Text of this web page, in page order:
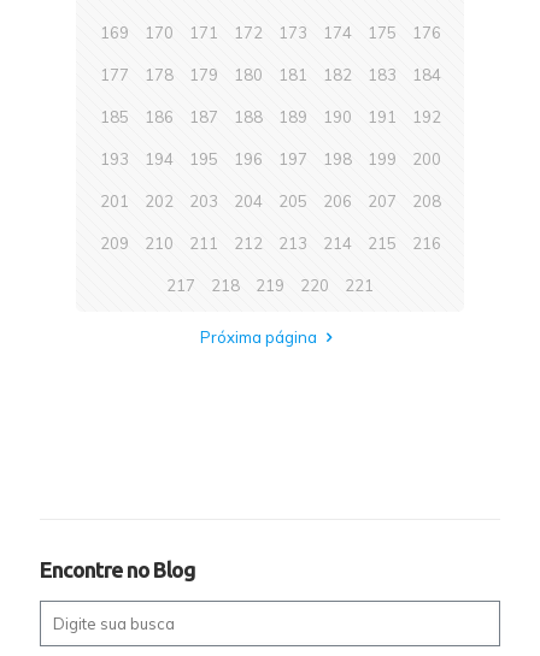
169 170 171 172 173 174 175 176
177 178 179 180 181 182 183 184
185 186 187 188 189 190 191 192
193 194 195 196 197 198 199 200
201 202 203 204 205 206 207 208
209 210 211 212 213 214 215 216
217 218 219 220 221
Próxima página
Encontre no Blog